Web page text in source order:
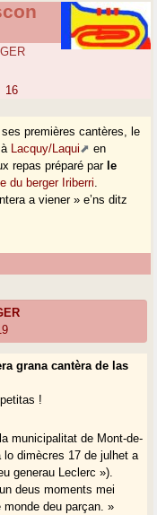
16
premières cantères, le
Lacquy/Laqui
en
repas préparé par le
du berger Iriberri.
a viener » e’ns ditz
grana cantèra de las
!
municipalitat de Mont-de-
lo dimècres 17 de julhet a
generau Leclerc »).
deus moments mei
deu parçan. »